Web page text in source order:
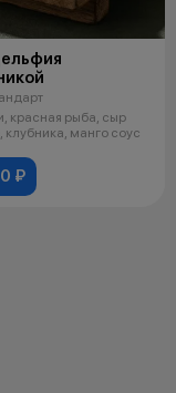
красная рыба, сыр
клубника, манго соус
₽